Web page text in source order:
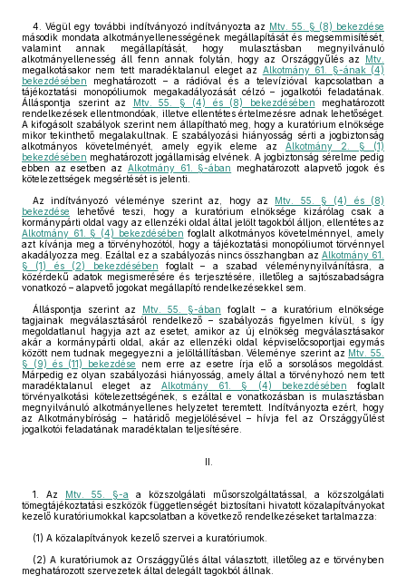
4. Végül egy további indítványozó indítványozta az Mtv. 55. § (8) bekezdése
második mondata alkotmányellenességének megállapítását és megsemmisítését,
valamint annak megállapítását, hogy mulasztásban megnyilvánuló
alkotmányellenesség áll fenn annak folytán, hogy az Országgyűlés az Mtv.
megalkotásakor nem tett maradéktalanul eleget az Alkotmány 61. §-ának (4)
bekezdésében meghatározott – a rádióval és a televízióval kapcsolatban a
tájékoztatási monopóliumok megakadályozását célzó – jogalkotói feladatának.
Álláspontja szerint az
Mtv. 55. § (4) és (8) bekezdésében meghatározott
rendelkezések ellentmondóak, illetve ellentétes értelmezésre adnak lehetőséget.
A kifogásolt szabályok szerint nem állapítható meg, hogy a kuratórium elnöksége
mikor tekinthető megalakultnak. E szabályozási hiányosság sérti a jogbiztonság
alkotmányos követelményét, amely egyik eleme az Alkotmány 2. § (1)
bekezdésében meghatározott jogállamiság elvének. A jogbiztonság sérelme pedig
ebben az esetben az Alkotmány 61. §-ában
meghatározott alapvető jogok és
kötelezettségek megsértését is jelenti.
Az indítványozó véleménye szerint az, hogy az Mtv. 55. § (4) és (8)
bekezdése lehetővé teszi, hogy a kuratórium elnöksége kizárólag csak a
kormánypárti oldal vagy az ellenzéki oldal által jelölt tagokból álljon, ellentétes az
Alkotmány 61. § (4) bekezdésében foglalt alkotmányos követelménnyel, amely
azt kívánja meg a törvényhozótól, hogy a tájékoztatási monopóliumot törvénnyel
akadályozza meg. Ezáltal ez a szabályozás nincs összhangban az Alkotmány 61.
§ (1) és (2) bekezdésében foglalt – a szabad véleménynyilvánításra, a
közérdekű adatok megismerésére és terjesztésére, illetőleg a sajtószabadságra
vonatkozó – alapvető jogokat megállapító rendelkezésekkel sem.
Álláspontja szerint az Mtv. 55. §-ában foglalt – a kuratórium elnöksége
tagjainak megválasztásáról rendelkező – szabályozás figyelmen kívül, s így
megoldatlanul hagyja azt az esetet, amikor az új elnökség megválasztásakor
akár a kormánypárti oldal, akár az ellenzéki oldal képviselőcsoportjai egymás
között nem tudnak megegyezni a jelöltállításban. Véleménye szerint az Mtv. 55.
§ (9) és (11) bekezdése nem erre az esetre írja elő a sorsolásos megoldást.
Márpedig ez olyan szabályozási hiányosság, amely által a törvényhozó nem tett
maradéktalanul eleget az Alkotmány 61. § (4) bekezdésében foglalt
törvényalkotási kötelezettségének, s ezáltal e vonatkozásban is mulasztásban
megnyilvánuló alkotmányellenes helyzetet teremtett. Indítványozta ezért, hogy
az Alkotmánybíróság – határidő megjelölésével – hívja fel az Országgyűlést
jogalkotói feladatának maradéktalan teljesítésére.
II.
1. Az Mtv. 55. §-a a közszolgálati műsorszolgáltatással, a közszolgálati
tömegtájékoztatási eszközök függetlenségét biztosítani hivatott közalapítványokat
kezelő kuratóriumokkal kapcsolatban a következő rendelkezéseket tartalmazza:
(1) A közalapítványok kezelő szervei a kuratóriumok.
(2) A kuratóriumok az Országgyűlés által választott, illetőleg az e törvényben
meghatározott szervezetek által delegált tagokból állnak.